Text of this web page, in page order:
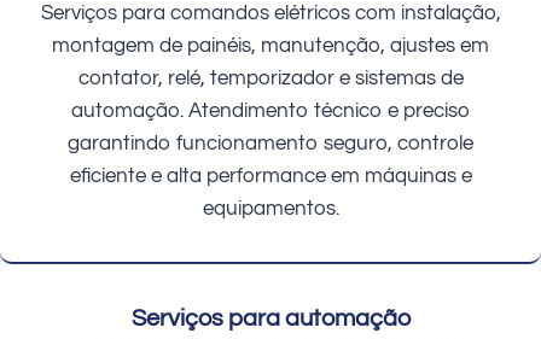
Serviços para comandos elétricos com instalação,
montagem de painéis, manutenção, ajustes em
contator, relé, temporizador e sistemas de
automação. Atendimento técnico e preciso
garantindo funcionamento seguro, controle
eficiente e alta performance em máquinas e
equipamentos.
Serviços para automação